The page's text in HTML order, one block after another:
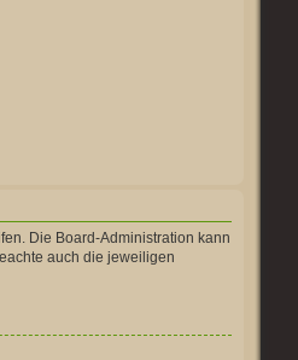
Die Board-Administration kann
auch die jeweiligen